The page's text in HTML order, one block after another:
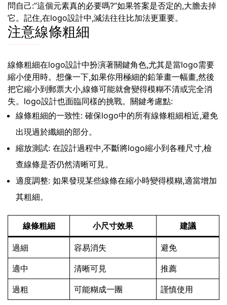
問自己:”這個元素真的必要嗎?”如果答案是否定的,大膽去掉
它。記住,在logo設計中,減法往往比加法更重要。
注意線條粗細
線條粗細在logo設計中扮演著關鍵角色,尤其是當logo需要
縮小使用時。想像一下,如果你用極細的鉛筆畫一幅畫,然後
把它縮小到郵票大小,線條可能就會變得模糊不清或完全消
失。logo設計也面臨同樣的挑戰。關鍵考慮點:
線條粗細的一致性: 確保logo中的所有線條粗細相近,避免
出現過於纖細的部分。
縮放測試: 在設計過程中,不斷將logo縮小到各種尺寸,檢
查線條是否仍然清晰可見。
適度調整: 如果發現某些線條在縮小時變得模糊,適當增加
其粗細。
線條粗細 小尺寸效果 建議
過細 容易消失 避免
適中 清晰可見 推薦
過粗 可能糊成一團 謹慎使用